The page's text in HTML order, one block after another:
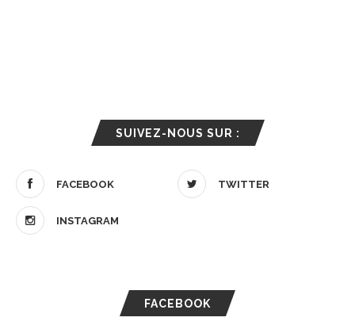
SUIVEZ-NOUS SUR :
FACEBOOK TWITTER
INSTAGRAM
FACEBOOK